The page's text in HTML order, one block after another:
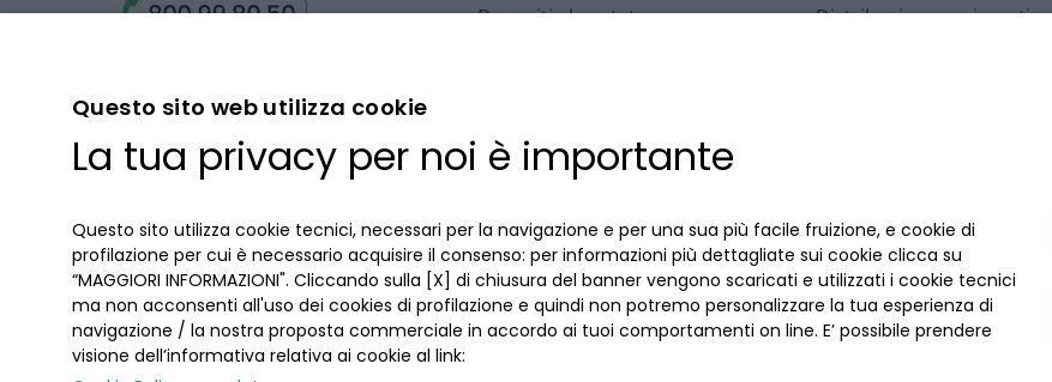
Depositi al portatore
Depositi
Cartolarizzazioni
Distribuzione assicurativa
Questo sito web utilizza cookie
La tua privacy per noi è importante
Questo sito utilizza cookie tecnici, necessari per la navigazione e per una sua più facile fruizione, e cookie di
profilazione per cui è necessario acquisire il consenso: per informazioni più dettagliate sui cookie clicca su
“MAGGIORI INFORMAZIONI". Cliccando sulla [X] di chiusura del banner vengono scaricati e utilizzati i cookie tecnici
ma non acconsenti all'uso dei cookies di profilazione e quindi non potremo personalizzare la tua esperienza di
navigazione / la nostra proposta commerciale in accordo ai tuoi comportamenti on line. E’ possibile prendere
visione dell’informativa relativa ai cookie al link: